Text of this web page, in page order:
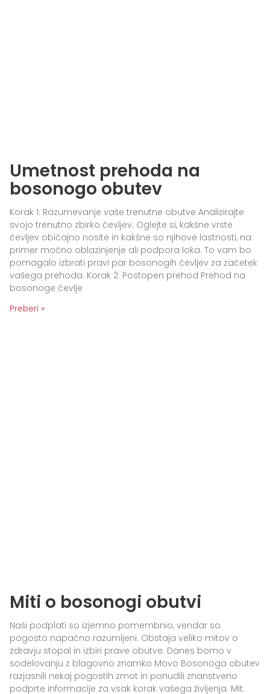
Umetnost prehoda na
bosonogo obutev
Korak 1: Razumevanje vaše trenutne obutve Analizirajte
svojo trenutno zbirko čevljev. Oglejte si, kakšne vrste
čevljev običajno nosite in kakšne so njihove lastnosti, na
primer močno oblazinjenje ali podpora loka. To vam bo
pomagalo izbrati pravi par bosonogih čevljev za začetek
vašega prehoda. Korak 2: Postopen prehod Prehod na
bosonoge čevlje
Preberi »
Miti o bosonogi obutvi
Naši podplati so izjemno pomembnio, vendar so
pogosto napačno razumljeni. Obstaja veliko mitov o
zdravju stopal in izbiri prave obutve. Danes bomo v
sodelovanju z blagovno znamko Movo Bosonoga obutev
razjasnili nekaj pogostih zmot in ponudili znanstveno
podprte informacije za vsak korak vašega življenja. Mit: